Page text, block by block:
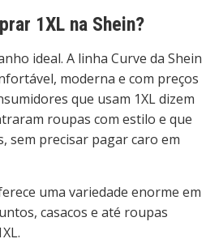
1XL na Shein?
ideal. A linha Curve da Shein
moderna e com preços
que usam 1XL dizem
roupas com estilo e que
sem precisar pagar caro em
uma variedade enorme em
casacos e até roupas